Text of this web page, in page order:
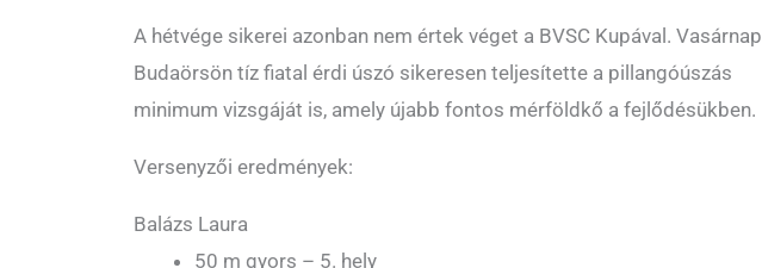
A hétvége sikerei azonban nem értek véget a BVSC Kupával. Vasárnap
Budaörsön tíz fiatal érdi úszó sikeresen teljesítette a pillangóúszás
minimum vizsgáját is, amely újabb fontos mérföldkő a fejlődésükben.
Versenyzői eredmények:
Balázs Laura
50 m gyors – 5. hely